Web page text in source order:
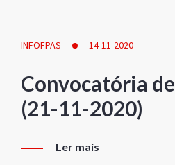
INFOFPAS 14-11-2020
Convocatória
(21-11-2020)
Ler mais